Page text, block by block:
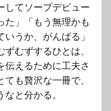
してソープデビュー
た」「もう無理かも
うか、がんばる」
むずするひとは、
伝えるために工夫さ
も贅沢な一冊で、
と分かる。